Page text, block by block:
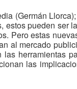
(Germán
estos pueden ser
Pero estas
al mercado
herramientas
las